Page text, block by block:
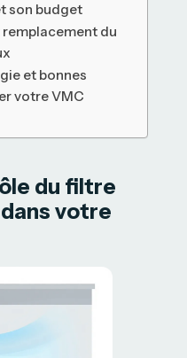
son budget
du
et bonnes
votre VMC
du filtre
votre